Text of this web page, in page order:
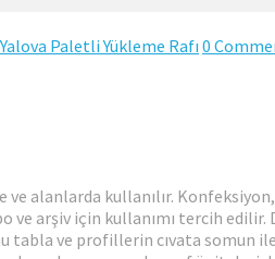
Yalova Paletli Yükleme Rafı 0
ve alanlarda kullanılır.
arşiv için kullanımı tercih edilir.
tabla ve profillerin cıvata somun